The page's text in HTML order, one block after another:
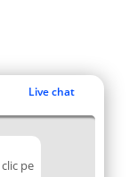
Live chat
pe